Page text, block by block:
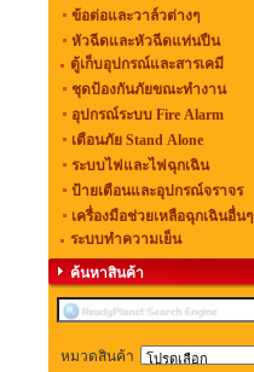
ข้อต่อและวาล์วต่างๆ
หัวฉีดและหัวฉีดแท่นปืน
ตู้เก็บอุปกรณ์และสารเคมี
ชุดป้องกันภัยขณะทำงาน
อุปกรณ์ระบบ Fire Alarm
เตือนภัย Stand Alone
ระบบไฟและไฟฉุกเฉิน
ป้ายเตือนและอุปกรณ์จราจร
เครื่องมือช่วยเหลือฉุกเฉินอื่นๆ
ระบบทำความเย็น
ค้นหาสินค้า
หมวดสินค้า